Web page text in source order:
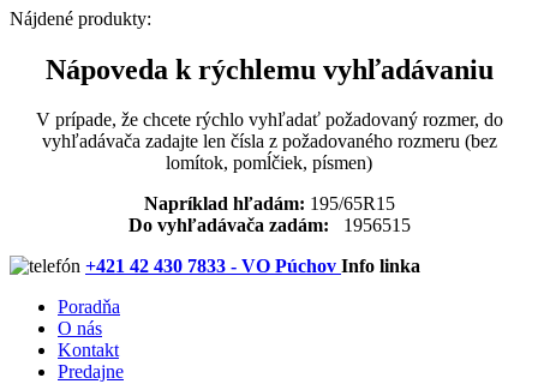
Nájdené produkty:
Nápoveda k rýchlemu vyhľadávaniu
V prípade, že chcete rýchlo vyhľadať požadovaný rozmer, do
vyhľadávača zadajte len čísla z požadovaného rozmeru (bez
lomítok, pomĺčiek, písmen)
Napríklad hľadám: 195/65R15
Do vyhľadávača zadám: 1956515
+421 42 430 7833 - VO Púchov Info linka
Poradňa
O nás
Kontakt
Predajne